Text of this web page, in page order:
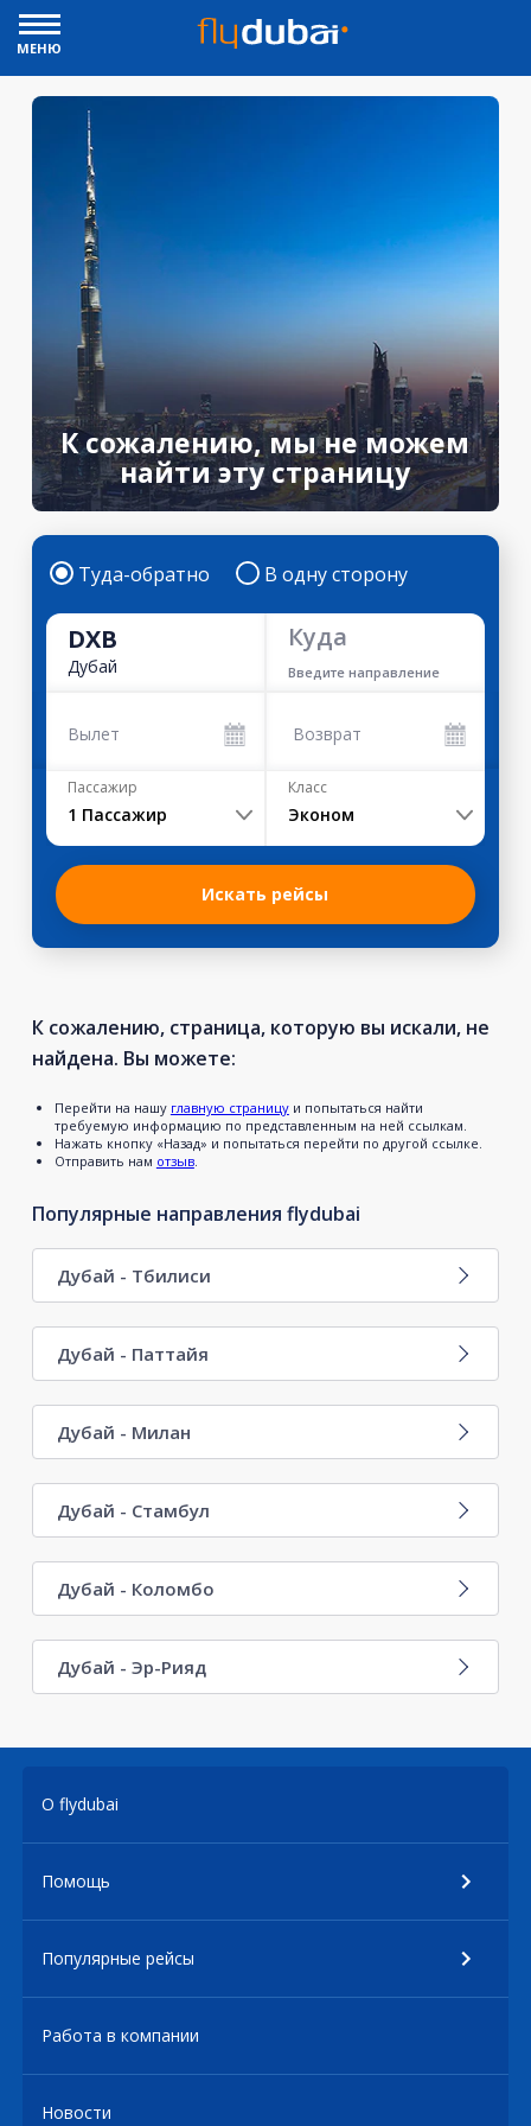
МЕНЮ
К сожалению, мы не можем
найти эту страницу
Туда-обратно В одну сторону
DXB
Дубай
Куда
Введите направление
Вылет Возврат
Пассажир
1 Пассажир
Класс
Эконом
Искать рейсы
К сожалению, страница, которую вы искали, не
найдена. Вы можете:
Перейти на нашу главную страницуи попытаться найти
требуемую информацию по представленным на ней ссылкам.
Нажать кнопку «Назад» и попытаться перейти по другой ссылке.
Отправить нам отзыв.
Популярные направления flydubai
Дубай - Тбилиси
Дубай - Паттайя
Дубай - Милан
Дубай - Стамбул
Дубай - Коломбо
Дубай - Эр-Рияд
О flydubai
Помощь
Популярные рейсы
Работа в компании
Новости